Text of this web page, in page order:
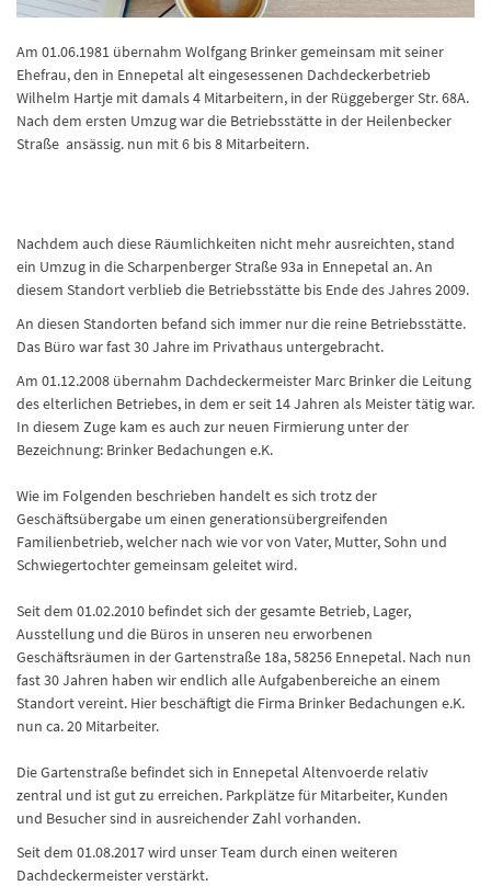
Am 01.06.1981 übernahm Wolfgang Brinker gemeinsam mit seiner
Ehefrau, den in Ennepetal alt eingesessenen Dachdeckerbetrieb
Wilhelm Hartje mit damals 4 Mitarbeitern, in der Rüggeberger Str. 68A.
Nach dem ersten Umzug war die Betriebsstätte in der Heilenbecker
Straße ansässig. nun mit 6 bis 8 Mitarbeitern.
Nachdem auch diese Räumlichkeiten nicht mehr ausreichten, stand
ein Umzug in die Scharpenberger Straße 93a in Ennepetal an. An
diesem Standort verblieb die Betriebsstätte bis Ende des Jahres 2009.
An diesen Standorten befand sich immer nur die reine Betriebsstätte.
Das Büro war fast 30 Jahre im Privathaus untergebracht.
Am 01.12.2008 übernahm Dachdeckermeister Marc Brinker die Leitung
des elterlichen Betriebes, in dem er seit 14 Jahren als Meister tätig war.
In diesem Zuge kam es auch zur neuen Firmierung unter der
Bezeichnung: Brinker Bedachungen e.K.
Wie im Folgenden beschrieben handelt es sich trotz der
Geschäftsübergabe um einen generationsübergreifenden
Familienbetrieb, welcher nach wie vor von Vater, Mutter, Sohn und
Schwiegertochter gemeinsam geleitet wird.
Seit dem 01.02.2010 befindet sich der gesamte Betrieb, Lager,
Ausstellung und die Büros in unseren neu erworbenen
Geschäftsräumen in der Gartenstraße 18a, 58256 Ennepetal. Nach nun
fast 30 Jahren haben wir endlich alle Aufgabenbereiche an einem
Standort vereint. Hier beschäftigt die Firma Brinker Bedachungen e.K.
nun ca. 20 Mitarbeiter.
Die Gartenstraße befindet sich in Ennepetal Altenvoerde relativ
zentral und ist gut zu erreichen. Parkplätze für Mitarbeiter, Kunden
und Besucher sind in ausreichender Zahl vorhanden.
Seit dem 01.08.2017 wird unser Team durch einen weiteren
Dachdeckermeister verstärkt.